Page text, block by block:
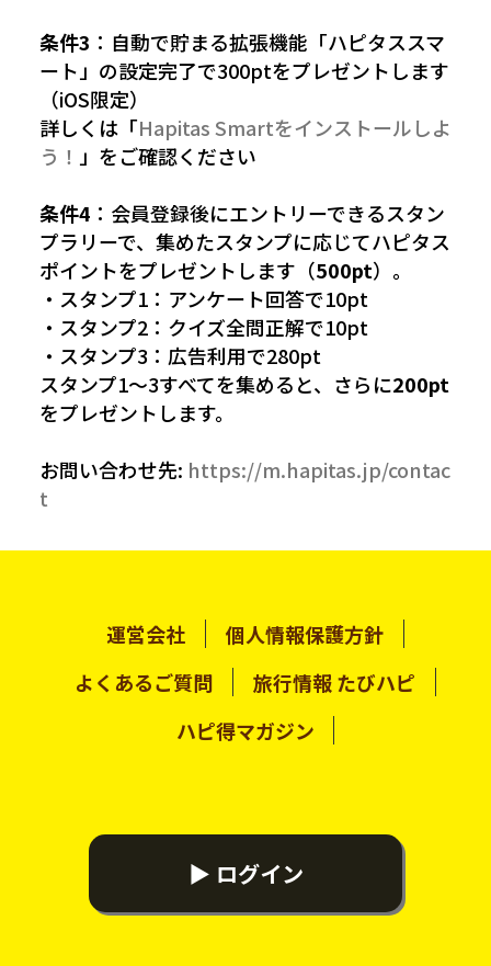
条件3 ：自動で貯まる拡張機能「ハピタススマ
ート」の設定完了で300ptをプレゼントします
（iOS限定）
詳しくは「Hapitas Smartをインストールしよ
う！ 」をご確認ください
条件4 ：会員登録後にエントリーできるスタン
プラリーで、集めたスタンプに応じてハピタス
ポイントをプレゼントします（500pt）。
・スタンプ1：アンケート回答で10pt
・スタンプ2：クイズ全問正解で10pt
・スタンプ3：広告利用で280pt
スタンプ1〜3すべてを集めると、さらに200pt
をプレゼントします。
お問い合わせ先: https://m.hapitas.jp/contac
t
運営会社
個人情報保護方針
よくあるご質問
旅行情報 たびハピ
ハピ得マガジン
▶ ログイン